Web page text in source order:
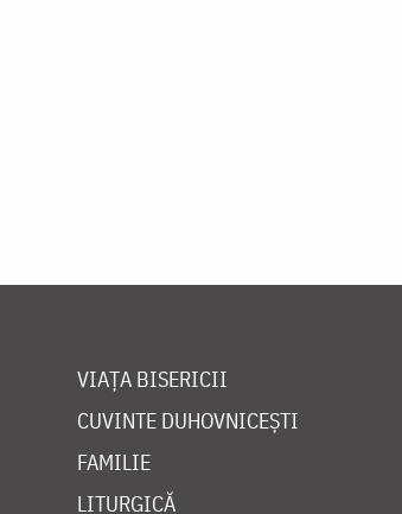
VIAȚA BISERICII
CUVINTE DUHOVNICEȘTI
FAMILIE
LITURGICĂ